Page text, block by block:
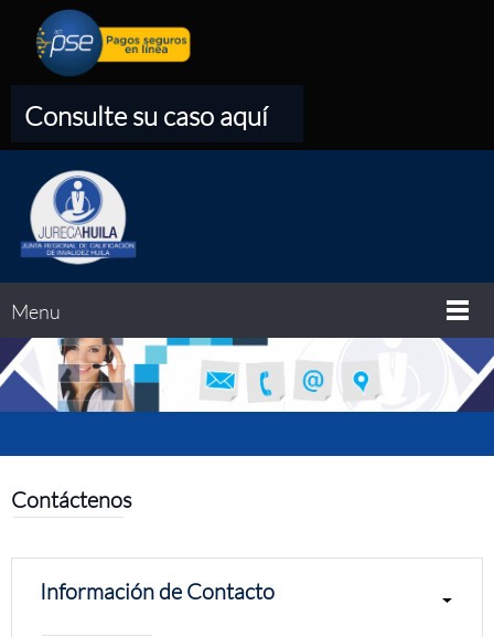
Consulte su caso aquí
Menu
Contáctenos
Información de Contacto